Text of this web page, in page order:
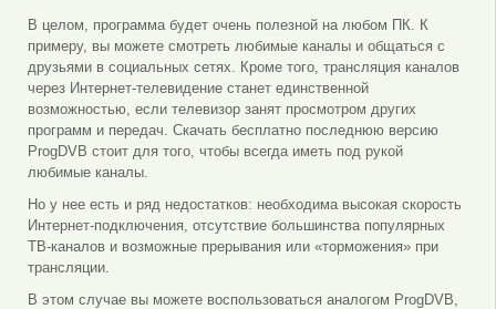
В целом, программа будет очень полезной на любом ПК. К
примеру, вы можете смотреть любимые каналы и общаться с
друзьями в социальных сетях. Кроме того, трансляция каналов
через Интернет-телевидение станет единственной
возможностью, если телевизор занят просмотром других
программ и передач. Скачать бесплатно последнюю версию
ProgDVB стоит для того, чтобы всегда иметь под рукой
любимые каналы.
Но у нее есть и ряд недостатков: необходима высокая скорость
Интернет-подключения, отсутствие большинства популярных
ТВ-каналов и возможные прерывания или «торможения» при
трансляции.
В этом случае вы можете воспользоваться аналогом ProgDVB,